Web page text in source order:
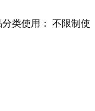
类使用：
不限制使